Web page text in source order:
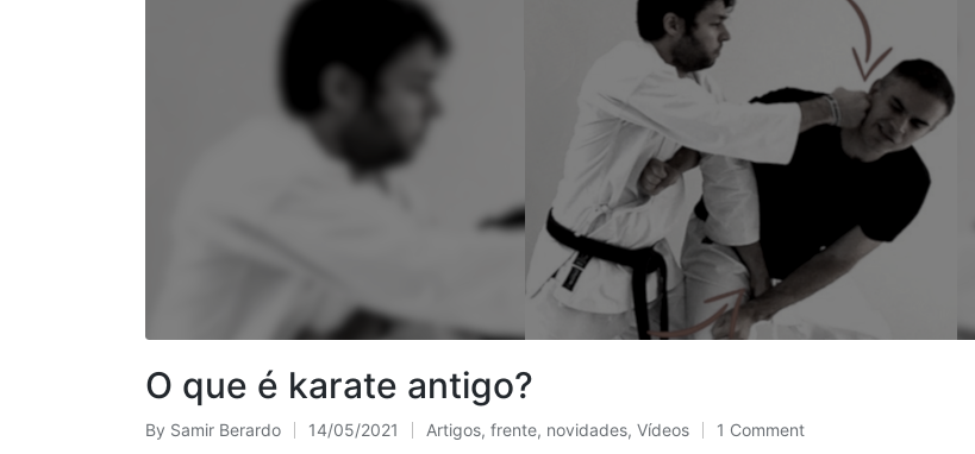
O que é karate antigo?
Posted
By Samir Berardo 14/05/2021
Posted
Artigos, frente, novidades, Vídeos 1 Comment